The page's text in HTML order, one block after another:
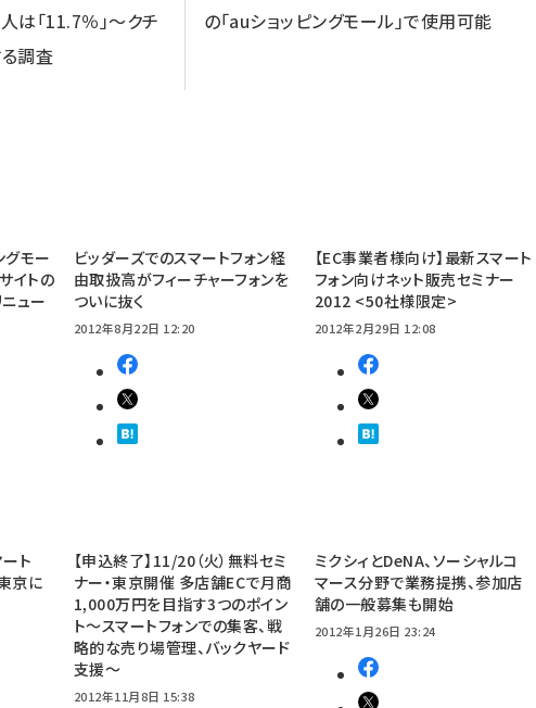
は「11.7％」～クチ
調査
の「auショッピングモール」で使用可能
グモー
イトの
ュー
ビッダーズでのスマートフォン経
由取扱高がフィーチャーフォンを
ついに抜く
2012年8月22日 12:20
【EC事業者様向け】最新スマート
フォン向けネット販売セミナー
2012 <50社様限定>
2012年2月29日 12:08
ト
京に
【申込終了】11/20（火）無料セミ
ナー・東京開催 多店舗ECで月商
1,000万円を目指す3つのポイン
ト～スマートフォンでの集客、戦
略的な売り場管理、バックヤード
支援～
2012年11月8日 15:38
ミクシィとDeNA、ソーシャルコ
マース分野で業務提携、参加店
舗の一般募集も開始
2012年1月26日 23:24